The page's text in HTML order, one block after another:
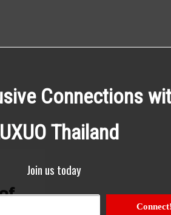
Connections
Thailand
Join us today
Connect!